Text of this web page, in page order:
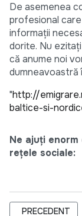
De asemenea
profesional
informaţii
dorite. Nu
că anume noi
dumneavoastră
"http://
baltice-si-
Ne ajuți
rețele sociale:
ARTICOL
PRECEDENT